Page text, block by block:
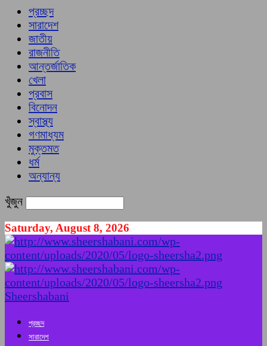
প্রচ্ছদ
সারাদেশ
জাতীয়
রাজনীতি
আন্তর্জাতিক
খেলা
প্রবাস
বিনোদন
স্বাস্থ্য
গণমাধ্যম
মুক্তমত
ধর্ম
অন্যান্য
খুঁজুন
Saturday, August 8, 2026
Sheershabani
প্রচ্ছদ
সারাদেশ